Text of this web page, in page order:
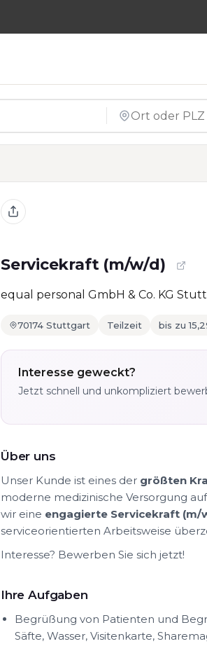
Servicekraft (m/w/d)
equal personal GmbH & Co. KG
70174 Stuttgart Teilzeit bis zu
Interesse geweckt?
Jetzt schnell und unkompliziert
Über uns
Unser Kunde ist eines der größten
moderne medizinische Versorgung
wir eine engagierte Servicekraft (m/
serviceorientierten Arbeitsweise
Interesse? Bewerben Sie sich jetzt!
Ihre Aufgaben
Begrüßung von Patienten und
Säfte, Wasser, Visitenkarte,